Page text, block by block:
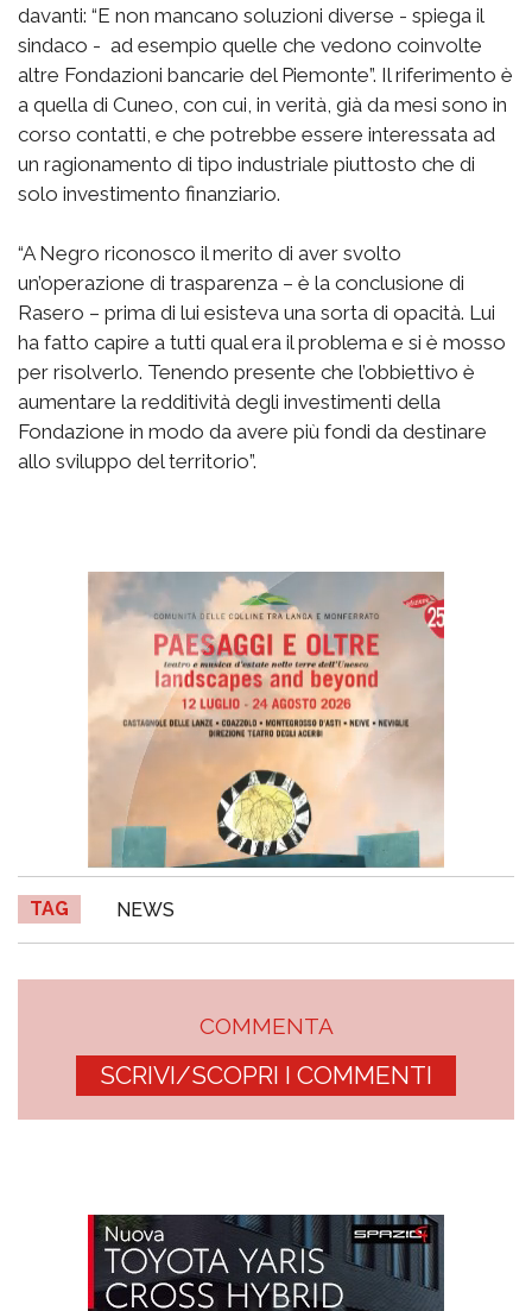
davanti: “E non mancano soluzioni diverse - spiega il
sindaco - ad esempio quelle che vedono coinvolte
altre Fondazioni bancarie del Piemonte”. Il riferimento è
a quella di Cuneo, con cui, in verità, già da mesi sono in
corso contatti, e che potrebbe essere interessata ad
un ragionamento di tipo industriale piuttosto che di
solo investimento finanziario.
“A Negro riconosco il merito di aver svolto
un’operazione di trasparenza – è la conclusione di
Rasero – prima di lui esisteva una sorta di opacità. Lui
ha fatto capire a tutti qual era il problema e si è mosso
per risolverlo. Tenendo presente che l’obbiettivo è
aumentare la redditività degli investimenti della
Fondazione in modo da avere più fondi da destinare
allo sviluppo del territorio”.
TAG NEWS
COMMENTA
SCRIVI/SCOPRI I COMMENTI